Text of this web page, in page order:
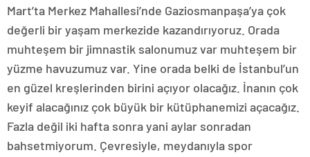
Mart’ta Merkez Mahallesi’nde Gaziosmanpaşa’ya çok
değerli bir yaşam merkezide kazandırıyoruz. Orada
muhteşem bir jimnastik salonumuz var muhteşem bir
yüzme havuzumuz var. Yine orada belki de İstanbul’un
en güzel kreşlerinden birini açıyor olacağız. İnanın çok
keyif alacağınız çok büyük bir kütüphanemizi açacağız.
Fazla değil iki hafta sonra yani aylar sonradan
bahsetmiyorum. Çevresiyle, meydanıyla spor